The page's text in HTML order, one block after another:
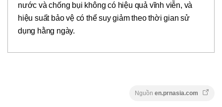
nước và chống bụi không có hiệu quả vĩnh viễn, và
hiệu suất bảo vệ có thể suy giảm theo thời gian sử
dụng hằng ngày.
Nguồn en.prnasia.com